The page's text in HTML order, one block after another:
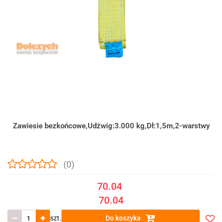
Zawiesie bezkońcowe,Udźwig:3.000 kg,Dł:1,5m,2-warstwy
(0)
70.04
70.04
szt. Do koszyka